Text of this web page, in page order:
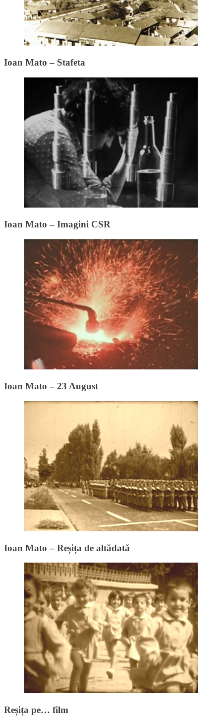
Ioan Mato – Stafeta
Ioan Mato – Imagini CSR
Ioan Mato – 23 August
Ioan Mato – Reșița de altădată
Reșița pe… film